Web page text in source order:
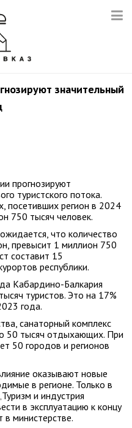
значительный
прогнозируют
туристского потока.
регион в 2024
750 тысяч человек.
что количество
превысит 1 миллион 750
составит 15
республики.
Кабардино-Балкария
туристов. Это на 17%
года.
санаторный комплекс
50 тысяч отдыхающих. При
50 городов и регионов
оказывают новые
в регионе. Только в
и индустрия
в эксплуатацию к концу
министерстве.